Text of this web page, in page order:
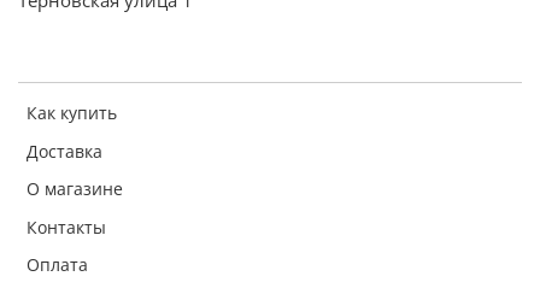
Как купить
Доставка
О магазине
Контакты
Оплата